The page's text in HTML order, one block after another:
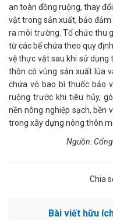
an toàn đồng ruộng, thay
vật trong sản xuất, bảo
ra môi trường. Tổ chức thu
từ các bể chứa theo quy
vệ thực vật sau khi sử dụng
thôn có vùng sản xuất lúa
chứa vỏ bao bì thuốc bảo
ruộng trước khi tiêu hủy,
nền nông nghiệp sạch, bền
trong xây dựng nông thôn
Nguồn:
Chia
Bài viết hữu